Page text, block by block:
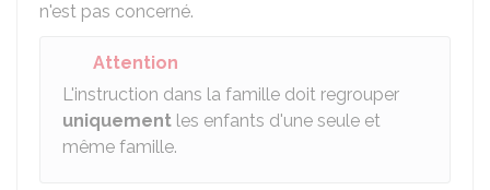
n'est pas concerné.
Attention
L'instruction dans la famille doit regrouper
uniquement les enfants d'une seule et
même famille.